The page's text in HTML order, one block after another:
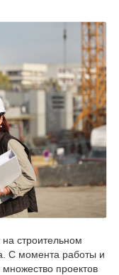
строительном
С момента работы и
проектов